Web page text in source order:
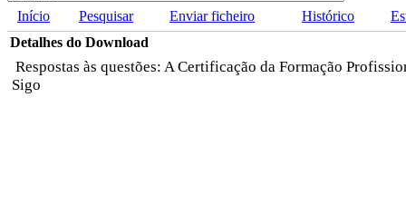
Início Pesquisar Enviar ficheiro Histórico
Detalhes do Download
Respostas às questões: A Certificação da Formação
Sigo